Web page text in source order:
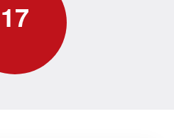
шлейфов
Sigma
17